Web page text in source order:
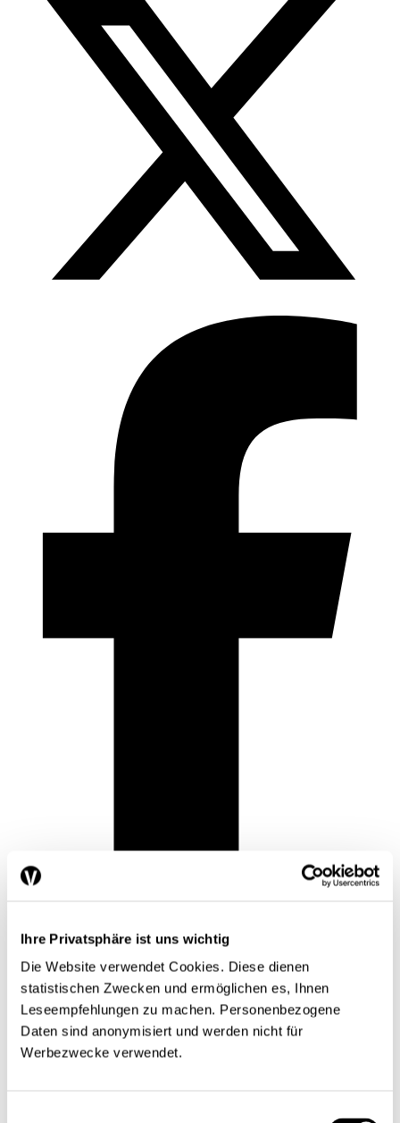
Ihre Privatsphäre ist uns wichtig
Die Website verwendet Cookies. Diese dienen
statistischen Zwecken und ermöglichen es, Ihnen
Leseempfehlungen zu machen. Personenbezogene
Daten sind anonymisiert und werden nicht für
Werbezwecke verwendet.